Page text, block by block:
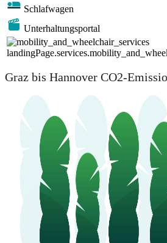
Schlafwagen
Unterhaltungsportal
Graz bis Hannover CO2-